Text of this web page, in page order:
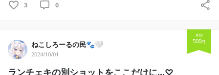
3 0
ねこしろーるの民🐾🤍
2024/10/01
月額
500円
ランチェキの別ショットをここだけに…♡